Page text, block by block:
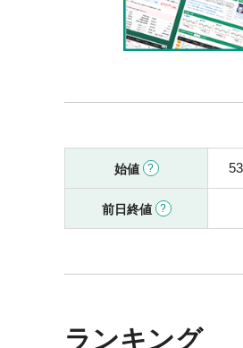
始値
前日終値
ランキング